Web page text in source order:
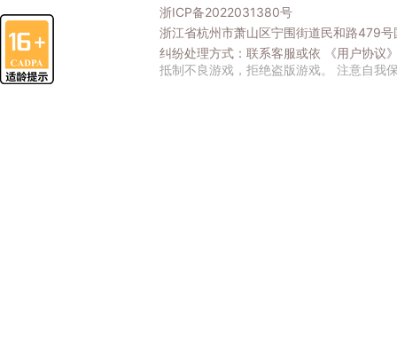
浙ICP备2022031380号
浙江省杭州市萧山区宁围街道民和路479
纠纷处理方式：联系客服或依
《用户协议
抵制不良游戏，拒绝盗版游戏。 注意自我